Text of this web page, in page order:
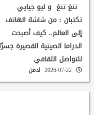
تنغ تنغ و ليو جيايي
تكتبان : من شاشة الهاتف
إلى العالم.. كيف أصبحت
الدراما الصينية القصيرة جسرًا
للتواصل الثقافي
ادمن